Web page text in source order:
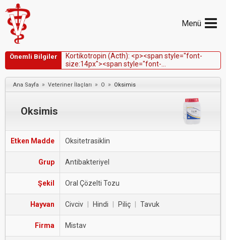
Menü
Önemli Bilgiler Kortikotropin (Acth): <p><span stye="font-
size:14px"><span stye="font-
family:Verdana,Geneva,sans-
serif">Kortikotropin(ACTH),bağırsaktaki
pr oteolit k en z mler tar
Ana Sayfa » Veteriner İlaçları » O » Oksimis
Oksimis
Etken Madde Oksitetrasiklin
Grup Antibakteriyel
Şekil Oral Çözelti Tozu
Hayvan Civciv Hindi Piliç Tavuk
Firma Mistav